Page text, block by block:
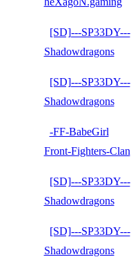
[SD]---SP33DY---
Shadowdragons
[SD]---SP33DY---
Shadowdragons
-FF-BabeGirl
Front-Fighters-Clan
[SD]---SP33DY---
Shadowdragons
[SD]---SP33DY---
Shadowdragons